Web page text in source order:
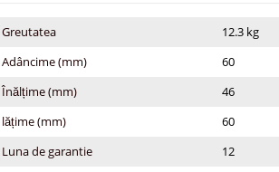
Greutatea
12.3 kg
Adâncime (mm)
60
Înălțime (mm)
46
lățime (mm)
60
Luna de garantie
12